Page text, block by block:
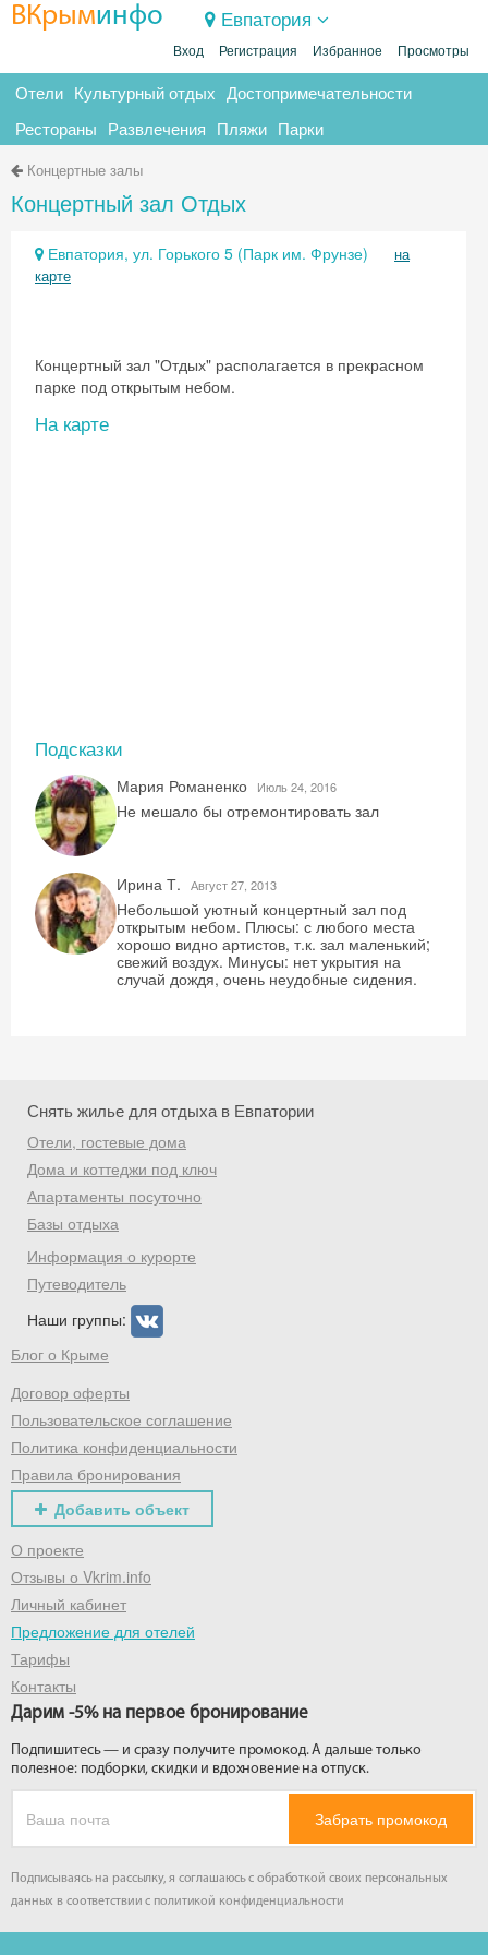
ВКрыминфо Евпатория
Вход Регистрация Избранное Просмотры
Отели Культурный отдых Достопримечательности
Рестораны Развлечения Пляжи Парки
Концертные залы
Концертный зал Отдых
Евпатория, ул. Горького 5 (Парк им. Фрунзе)
на
карте
Концертный зал "Отдых" располагается в прекрасном
парке под открытым небом.
На карте
Подсказки
Мария Романенко Июль 24, 2016
Не мешало бы отремонтировать зал
Ирина Т. Август 27, 2013
Небольшой уютный концертный зал под
открытым небом. Плюсы: с любого места
хорошо видно артистов, т.к. зал маленький;
свежий воздух. Минусы: нет укрытия на
случай дождя, очень неудобные сидения.
Снять жилье для отдыха в Евпатории
Отели, гостевые дома
Дома и коттеджи под ключ
Апартаменты посуточно
Базы отдыха
Информация о курорте
Путеводитель
Наши группы:
Блог о Крыме
Договор оферты
Пользовательское соглашение
Политика конфиденциальности
Правила бронирования
Добавить объект
О проекте
Отзывы о Vkrim.info
Личный кабинет
Предложение для отелей
Тарифы
Контакты
Дарим -5% на первое бронирование
Подпишитесь — и сразу получите промокод. А дальше только
полезное: подборки, скидки и вдохновение на отпуск.
Забрать промокод
Подписываясь на рассылку, я соглашаюсь с обработкой своих персональных
данных в соответствии с политикой конфиденциальности
промокод на первое бронирование!